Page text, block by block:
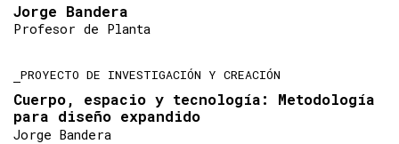
Jorge Bandera
Profesor de Planta
PROYECTO DE INVESTIGACIÓN Y CREACIÓN
Cuerpo, espacio y tecnología: Metodología
para diseño expandido
Jorge Bandera